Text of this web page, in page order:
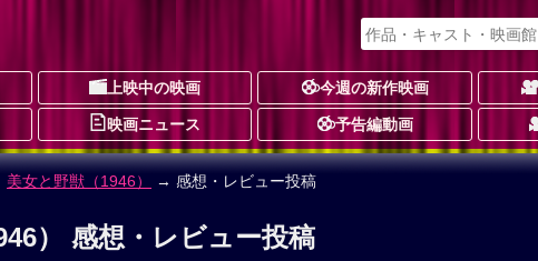
上映中の映画 今週の新作映画
映画ニュース 予告編動画
美女と野獣（1946） → 感想・レビュー投稿
） 感想・レビュー投稿